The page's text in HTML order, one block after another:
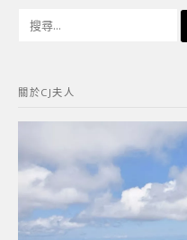
字:
關於CJ夫人